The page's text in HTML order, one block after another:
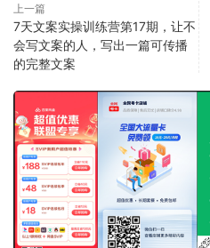
上一篇
7天文案实操训练营第17期，让不
会写文案的人，写出一篇可传播
的完整文案